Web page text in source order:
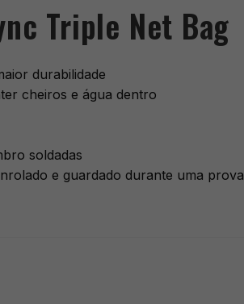
Triple Net Bag
durabilidade
cheiros e água dentro
soldadas
e guardado durante uma prova